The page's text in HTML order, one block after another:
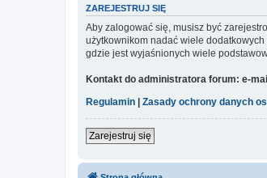
ZAREJESTRUJ SIĘ
Aby zalogować się, musisz być
użytkownikom nadać wiele
gdzie jest wyjaśnionych wiele
Kontakt do administratora forum: e-
Regulamin | Zasady ochrony danych
Zarejestruj się